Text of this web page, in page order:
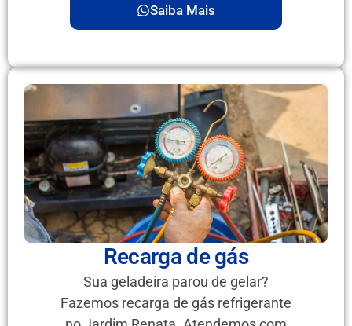
Saiba Mais
Recarga de gás
Sua geladeira parou de gelar?
Fazemos recarga de gás refrigerante